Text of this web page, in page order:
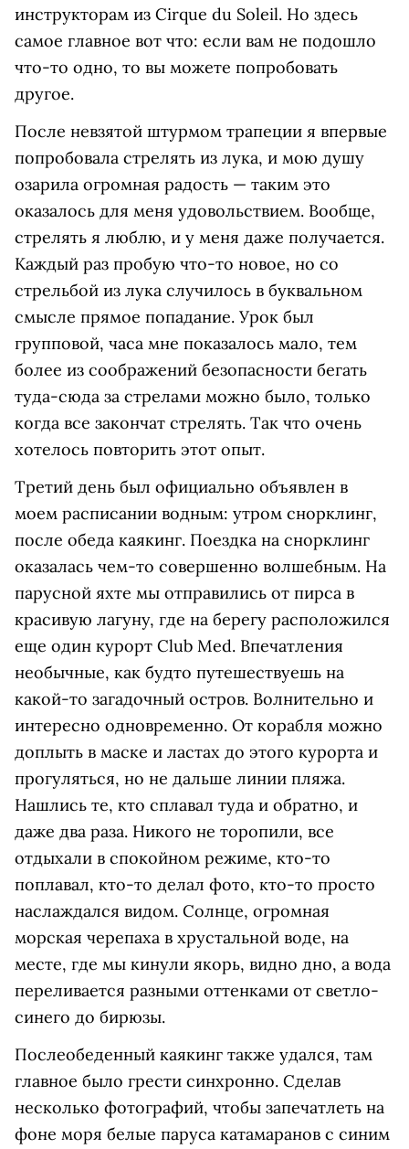
инструкторам из Cirque du Soleil. Но здесь
самое главное вот что: если вам не подошло
что-то одно, то вы можете попробовать
другое.
После невзятой штурмом трапеции я впервые
попробовала стрелять из лука, и мою душу
озарила огромная радость — таким это
оказалось для меня удовольствием. Вообще,
стрелять я люблю, и у меня даже получается.
Каждый раз пробую что-то новое, но со
стрельбой из лука случилось в буквальном
смысле прямое попадание. Урок был
групповой, часа мне показалось мало, тем
более из соображений безопасности бегать
туда-сюда за стрелами можно было, только
когда все закончат стрелять. Так что очень
хотелось повторить этот опыт.
Третий день был официально объявлен в
моем расписании водным: утром снорклинг,
после обеда каякинг. Поездка на снорклинг
оказалась чем-то совершенно волшебным. На
парусной яхте мы отправились от пирса в
красивую лагуну, где на берегу расположился
еще один курорт Club Med. Впечатления
необычные, как будто путешествуешь на
какой-то загадочный остров. Волнительно и
интересно одновременно. От корабля можно
доплыть в маске и ластах до этого курорта и
прогуляться, но не дальше линии пляжа.
Нашлись те, кто сплавал туда и обратно, и
даже два раза. Никого не торопили, все
отдыхали в спокойном режиме, кто-то
поплавал, кто-то делал фото, кто-то просто
наслаждался видом. Солнце, огромная
морская черепаха в хрустальной воде, на
месте, где мы кинули якорь, видно дно, а вода
переливается разными оттенками от светло-
синего до бирюзы.
Послеобеденный каякинг также удался, там
главное было грести синхронно. Сделав
несколько фотографий, чтобы запечатлеть на
фоне моря белые паруса катамаранов с синим